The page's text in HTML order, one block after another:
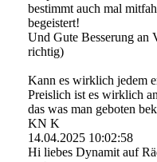
bestimmt auch mal
begeistert!
Und Gute Besserung an
richtig)
Kann es wirklich jedem
Preislich ist es wirklich
das was man geboten
KN K
14.04.2025 10:02:58
Hi liebes Dynamit auf